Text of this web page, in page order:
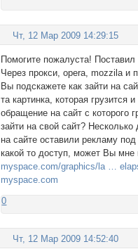
Чт, 12 Мар 2009 14:29:15
Помогите пожалуста! Поставил
Через прокси, opera, mozzila и
Вы подскажете как зайти на
та картинка, которая грузится
обращение на сайт с которого
зайти на свой сайт? Несколько
на сайте оставили рекламу
какой то доступ, может Вы мне
myspace.com/graphics/la …
myspace.com
0
Чт, 12 Мар 2009 14:52:40